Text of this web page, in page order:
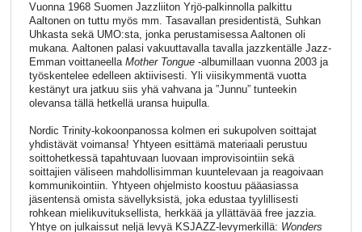
Vuonna 1968 Suomen Jazzliiton Yrjö-palkinnolla palkittu
Aaltonen on tuttu myös mm. Tasavallan presidentistä, Suhkan
Uhkasta sekä UMO:sta, jonka perustamisessa Aaltonen oli
mukana. Aaltonen palasi vakuuttavalla tavalla jazzkentälle Jazz-
Emman voittaneella Mother Tongue-albumillaan vuonna 2003 ja
työskentelee edelleen aktiivisesti. Yli viisikymmentä vuotta
kestänyt ura jatkuu siis yhä vahvana ja ”Junnu” tunteekin
olevansa tällä hetkellä uransa huipulla.
Nordic Trinity-kokoonpanossa kolmen eri sukupolven soittajat
yhdistävät voimansa! Yhtyeen esittämä materiaali perustuu
soittohetkessä tapahtuvaan luovaan improvisointiin sekä
soittajien väliseen mahdollisimman kuuntelevaan ja reagoivaan
kommunikointiin. Yhtyeen ohjelmisto koostuu pääasiassa
jäsentensä omista sävellyksistä, joka edustaa tyylillisesti
rohkean mielikuvituksellista, herkkää ja yllättävää free jazzia.
Yhtye on julkaissut neljä levyä KSJAZZ-levymerkillä: Wonders